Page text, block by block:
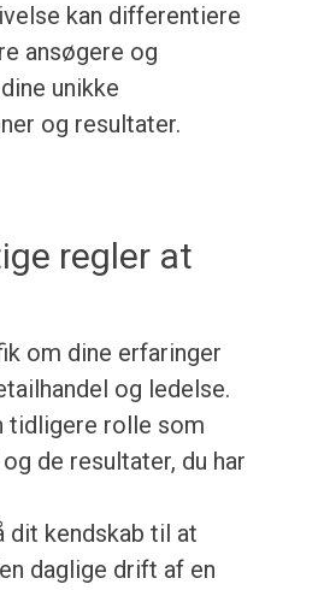
kan differentiere
ansøgere og
unikke
og resultater.
regler at
om dine erfaringer
og ledelse.
tidligere rolle som
de resultater, du har
dit kendskab til at
daglige drift af en